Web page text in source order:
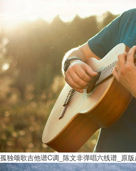
孤独颂歌吉他谱C调_陈文非弹唱六线谱_原